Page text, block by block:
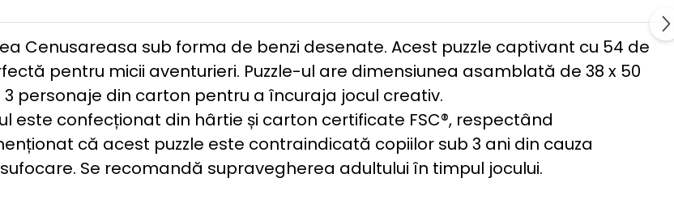
Cenusareasa sub forma de benzi desenate. Acest puzzle captivant cu 54 de
pentru micii aventurieri. Puzzle-ul are dimensiunea asamblată de 38 x 50
personaje din carton pentru a încuraja jocul creativ.
confecționat din hârtie și carton certificate FSC®, respectând
că acest puzzle este contraindicată copiilor sub 3 ani din cauza
Se recomandă supravegherea adultului în timpul jocului.